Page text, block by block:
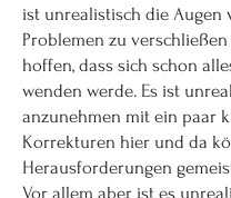
ist unrealistisch die Augen
Problemen zu
hoffen, dass sich schon
wenden werde. Es ist
anzunehmen mit ein paar
Korrekturen hier und da
Herausforderungen
Vor allem aber ist es